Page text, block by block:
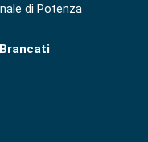
di Potenza